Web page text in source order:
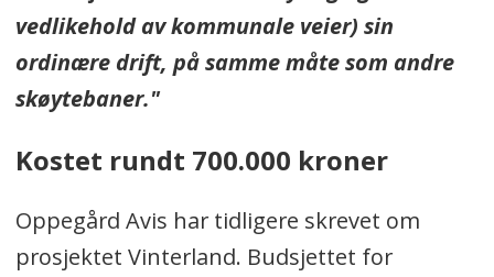
vedlikehold av kommunale veier) sin
ordinære drift, på samme måte som andre
skøytebaner."
Kostet rundt 700.000 kroner
Oppegård Avis har tidligere skrevet om
prosjektet Vinterland. Budsjettet for